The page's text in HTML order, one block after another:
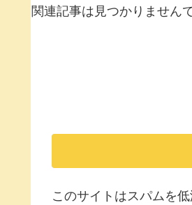
関連記事は見つかりません
このサイトはスパムを